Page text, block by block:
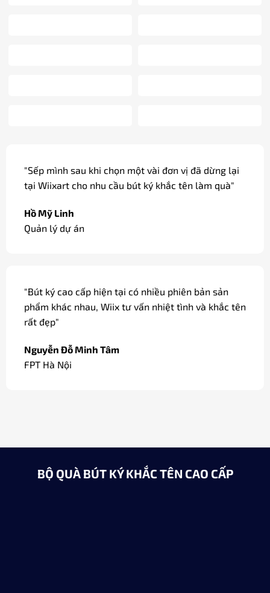
"Sếp mình sau khi chọn một vài đơn vị đã dừng lại
tại Wiixart cho nhu cầu bút ký khắc tên làm quà"
Hồ Mỹ Linh
Quản lý dự án
"Bút ký cao cấp hiện tại có nhiều phiên bản sản
phẩm khác nhau, Wiix tư vấn nhiệt tình và khắc tên
rất đẹp"
Nguyễn Đỗ Minh Tâm
FPT Hà Nội
BỘ QUÀ BÚT KÝ KHẮC TÊN CAO CẤP